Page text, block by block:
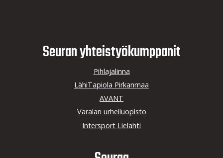
Seuran yhteistyö­kumppanit
Pihlajalinna
LähiTapiola Pirkanmaa
AVANT
Varalan urheiluopisto
Intersport Lielahti